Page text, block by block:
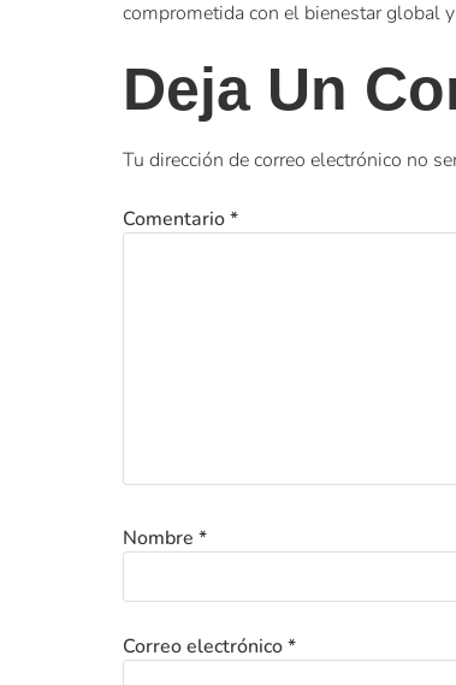
comprometida con el bienestar global
Deja Un
Tu dirección de correo electrónico no
Comentario*
Nombre *
Correo electrónico*